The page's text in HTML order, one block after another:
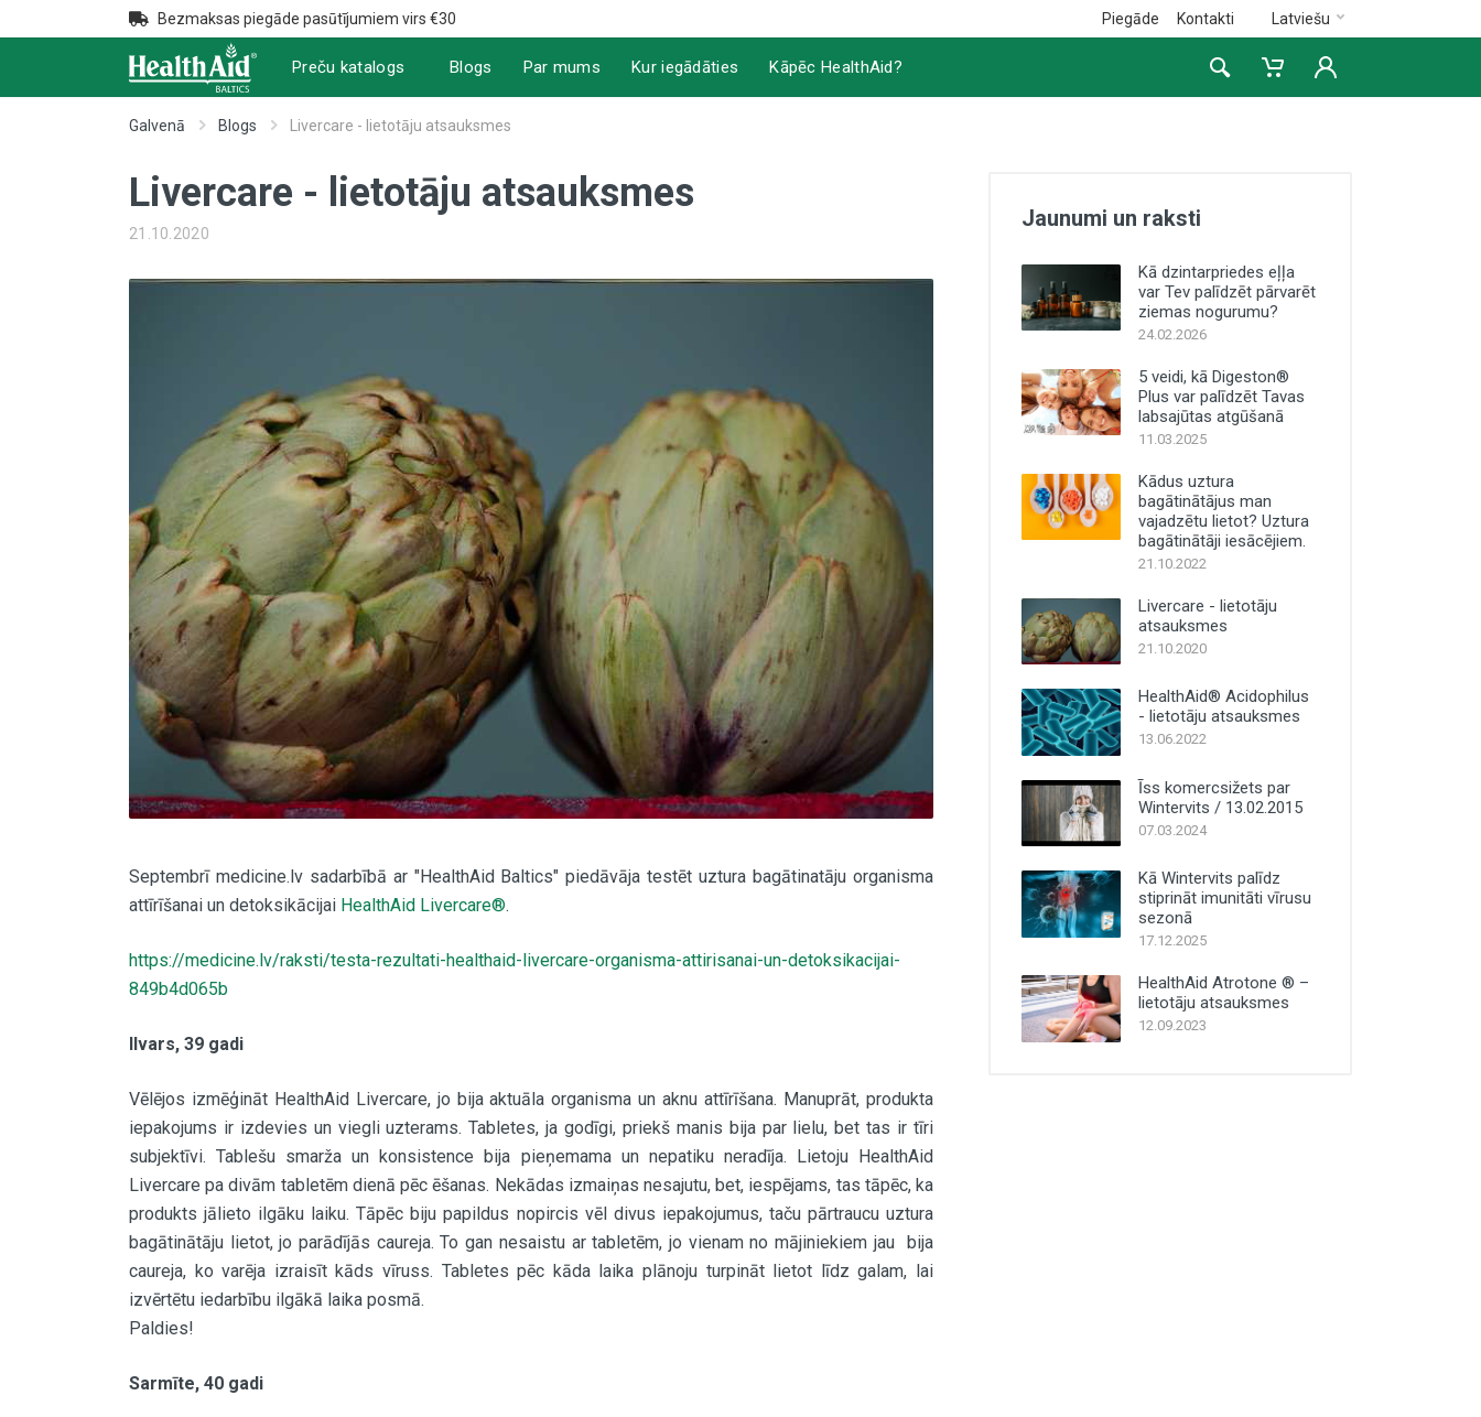
Bezmaksas piegāde pasūtījumiem virs €30 Piegāde Kontakti Latviešu
Preču katalogs Blogs Par mums Kur iegādāties Kāpēc HealthAid?
Galvenā Blogs Livercare - lietotāju atsauksmes
Livercare - lietotāju atsauksmes
21.10.2020
Septembrī medicine.lv sadarbībā ar "HealthAid Baltics" piedāvāja testēt uztura bagātinatāju organisma
attīrīšanai un detoksikācijai HealthAid Livercare®.
https://medicine.lv/raksti/testa-rezultati-healthaid-livercare-organisma-attirisanai-un-detoksikacijai-
849b4d065b
Ilvars, 39 gadi
Vēlējos izmēģināt HealthAid Livercare, jo bija aktuāla organisma un aknu attīrīšana. Manuprāt, produkta
iepakojums ir izdevies un viegli uzterams. Tabletes, ja godīgi, priekš manis bija par lielu, bet tas ir tīri
subjektīvi. Tablešu smarža un konsistence bija pieņemama un nepatiku neradīja. Lietoju HealthAid
Livercare pa divām tabletēm dienā pēc ēšanas. Nekādas izmaiņas nesajutu, bet, iespējams, tas tāpēc, ka
produkts jālieto ilgāku laiku. Tāpēc biju papildus nopircis vēl divus iepakojumus, taču pārtraucu uztura
bagātinātāju lietot, jo parādījās caureja. To gan nesaistu ar tabletēm, jo vienam no mājiniekiem jau bija
caureja, ko varēja izraisīt kāds vīruss. Tabletes pēc kāda laika plānoju turpināt lietot līdz galam, lai
izvērtētu iedarbību ilgākā laika posmā.
Paldies!
Sarmīte, 40 gadi
Jaunumi un raksti
Kā dzintarpriedes eļļa
var Tev palīdzēt pārvarēt
ziemas nogurumu?
24.02.2026
5 veidi, kā Digeston®
Plus var palīdzēt Tavas
labsajūtas atgūšanā
11.03.2025
Kādus uztura
bagātinātājus man
vajadzētu lietot? Uztura
bagātinātāji iesācējiem.
21.10.2022
Livercare - lietotāju
atsauksmes
21.10.2020
HealthAid® Acidophilus
- lietotāju atsauksmes
13.06.2022
Īss komercsižets par
Wintervits / 13.02.2015
07.03.2024
Kā Wintervits palīdz
stiprināt imunitāti vīrusu
sezonā
17.12.2025
HealthAid Atrotone ® –
lietotāju atsauksmes
12.09.2023